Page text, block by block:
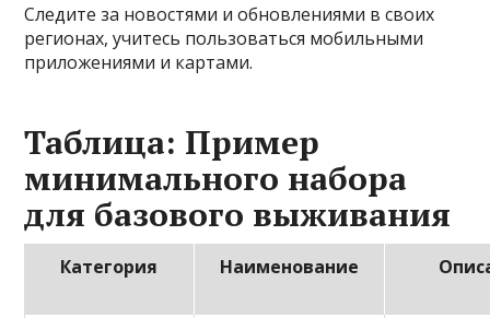
Следите за новостями и обновлениями в своих
регионах, учитесь пользоваться мобильными
приложениями и картами.
Таблица: Пример
минимального набора
для базового выживания
Категория Наименование